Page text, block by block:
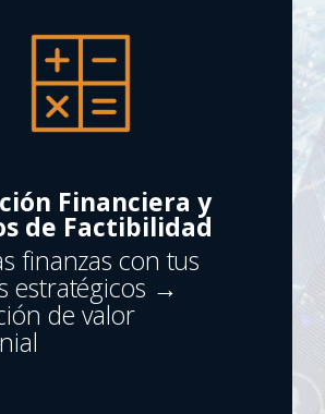
Financiera y
de Factibilidad
finanzas con tus
estratégicos →
de valor